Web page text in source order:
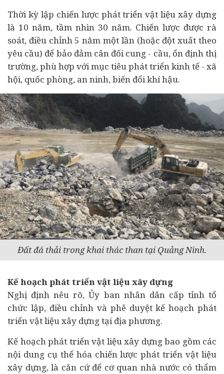
Thời kỳ lập chiến lược phát triển vật liệu xây dựng
là 10 năm, tầm nhìn 30 năm. Chiến lược được rà
soát, điều chỉnh 5 năm một lần (hoặc đột xuất theo
yêu cầu) để bảo đảm cân đối cung - cầu, ổn định thị
trường, phù hợp với mục tiêu phát triểnkinh tế - xã
hội, quốc phòng, an ninh, biến đổi khí hậu.
Đất đá thải trong khai thác than tại Quảng Ninh.
Kế hoạch phát triển vật liệu xây dựng
Nghị định nêu rõ, Ủy ban nhân dân cấp tỉnh tổ
chức lập, điều chỉnh và phê duyệt kế hoạch phát
triển vật liệu xây dựng tại địa phương.
Kế hoạch phát triển vật liệu xây dựng bao gồm các
nội dung cụ thể hóa chiến lược phát triển vật liệu
xây dựng, là căn cứ để cơ quan nhà nước có thẩm